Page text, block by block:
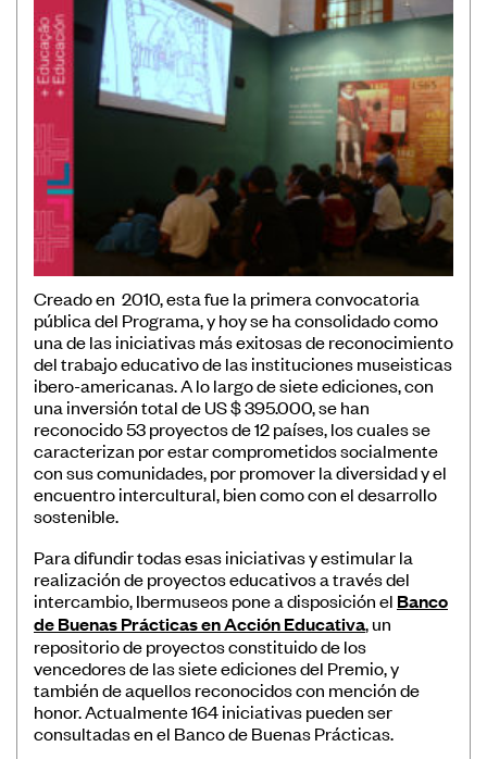
Registro de Museos Iberoamericanos
Sistema de recolección de datos de
público de museos
Panorama de los museos en
Iberoamérica
Banco de Buenas Prácticas
Convocatorias
Publicaciones Ibermuseos
Centro de Documentación
Noticias
Plataforma de Diagnósticos
Póngase en contacto
Suscríbase a nuestro boletín de
noticias
Creado en 2010, esta fue la primera convocatoria
pública del Programa, y hoy se ha consolidado como
una de las iniciativas más exitosas de reconocimiento
del trabajo educativo de las instituciones museisticas
ibero-americanas. A lo largo de siete ediciones, con
una inversión total de US $ 395.000, se han
reconocido 53 proyectos de 12 países, los cuales se
caracterizan por estar comprometidos socialmente
con sus comunidades, por promover la diversidad y el
encuentro intercultural, bien como con el desarrollo
sostenible.
Para difundir todas esas iniciativas y estimular la
realización de proyectos educativos a través del
intercambio, Ibermuseos pone a disposición el Banco
de Buenas Prácticas en Acción Educativa, un
repositorio de proyectos constituido de los
vencedores de las siete ediciones del Premio, y
también de aquellos reconocidos con mención de
honor. Actualmente 164 iniciativas pueden ser
consultadas en el Banco de Buenas Prácticas.